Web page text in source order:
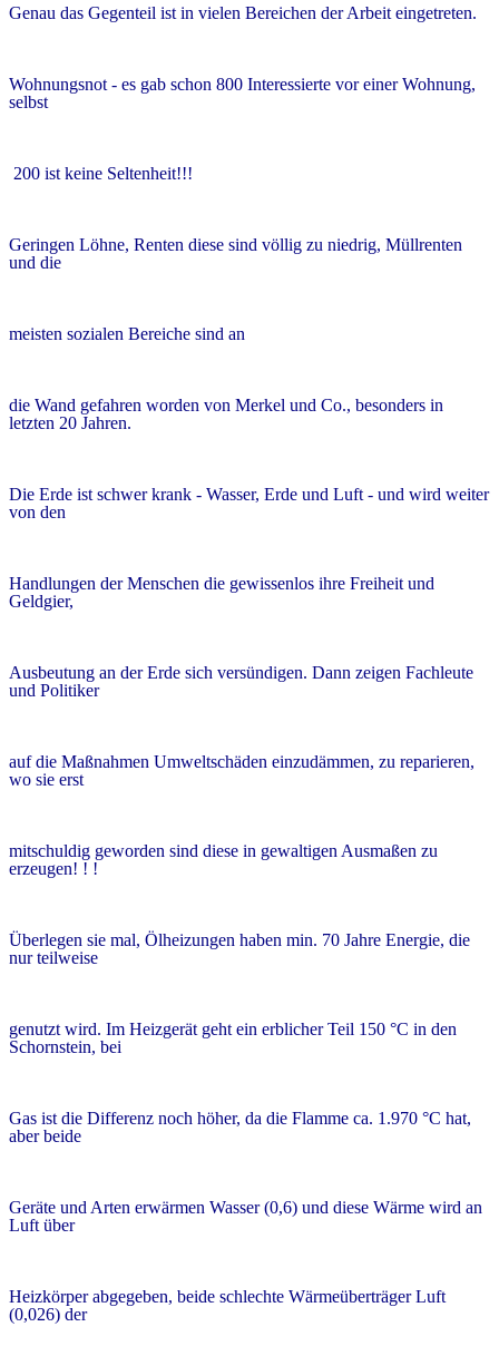
Genau das Gegenteil ist in vielen Bereichen der Arbeit eingetreten.
Wohnungsnot - es gab schon 800 Interessierte vor einer Wohnung,
selbst
200 ist keine Seltenheit!!!
Geringen Löhne, Renten diese sind völlig zu niedrig, Müllrenten
und die
meisten sozialen Bereiche sind an
die Wand gefahren worden von Merkel und Co., besonders in
letzten 20 Jahren.
Die Erde ist schwer krank - Wasser, Erde und Luft - und wird weiter
von den
Handlungen der Menschen die gewissenlos ihre Freiheit und
Geldgier,
Ausbeutung an der Erde sich versündigen. Dann zeigen Fachleute
und Politiker
auf die Maßnahmen Umweltschäden einzudämmen, zu reparieren,
wo sie erst
mitschuldig geworden sind diese in gewaltigen Ausmaßen zu
erzeugen! ! !
Überlegen sie mal, Ölheizungen haben min. 70 Jahre Energie, die
nur teilweise
genutzt wird. Im Heizgerät geht ein erblicher Teil 150 °C in den
Schornstein, bei
Gas ist die Differenz noch höher, da die Flamme ca. 1.970 °C hat,
aber beide
Geräte und Arten erwärmen Wasser (0,6) und diese Wärme wird an
Luft über
Heizkörper abgegeben, beide schlechte WärmeüberträgerLuft
(0,026) der